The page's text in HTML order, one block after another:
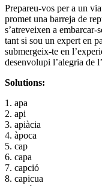
Prepareu-vos per a un
promet una barreja de
s’atreveixen a embarcar-
tant si sou un expert en
submergeix-te en
desenvolupi l’alegria de
Solutions:
1. apa
2. api
3. apiàcia
4. àpoca
5. cap
6. capa
7. capció
8. capicua